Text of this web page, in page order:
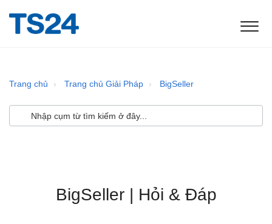
Trang chủ Trang chủ Giải Pháp BigSeller
BigSeller | Hỏi & Đáp